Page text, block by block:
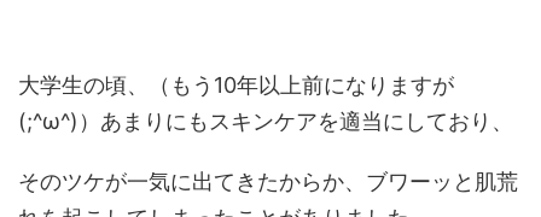
大学生の頃、（もう10年以上前になりますが
(;^ω^)）あまりにもスキンケアを適当にしており、
そのツケが一気に出てきたからか、ブワーッと肌荒